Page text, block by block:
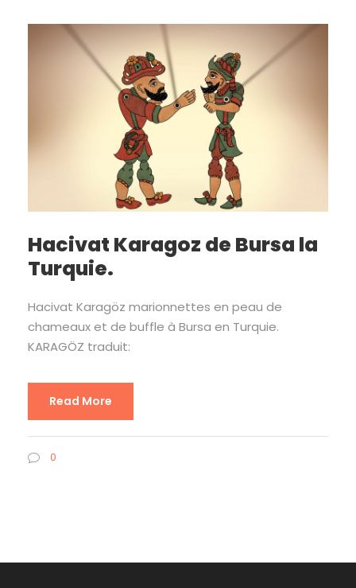
Hacivat Karagoz de Bursa la
Turquie.
Hacivat Karagöz marionnettes en peau de
chameaux et de buffle à Bursa en Turquie.
KARAGÖZ traduit:
Read More
0